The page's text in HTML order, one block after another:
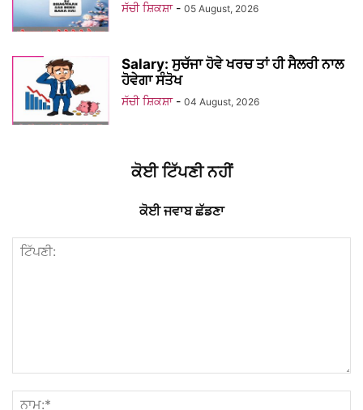
ਸੱਚੀ ਸ਼ਿਕਸ਼ਾ - 05 August, 2026
Salary: ਸੁਚੱਜਾ ਹੋਵੇ ਖਰਚ ਤਾਂ ਹੀ ਸੈਲਰੀ ਨਾਲ
ਹੋਵੇਗਾ ਸੰਤੋਖ
ਸੱਚੀ ਸ਼ਿਕਸ਼ਾ - 04 August, 2026
ਕੋਈ ਟਿੱਪਣੀ ਨਹੀਂ
ਕੋਈ ਜਵਾਬ ਛੱਡਣਾ